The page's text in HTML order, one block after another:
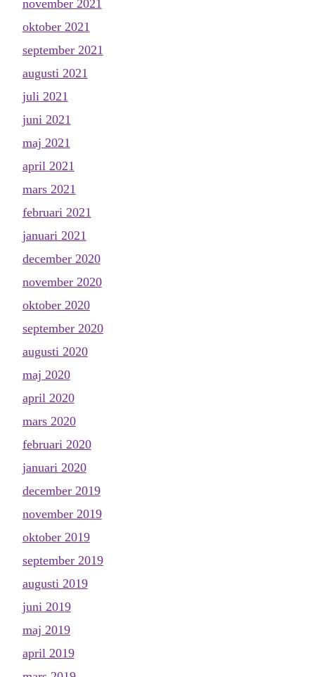
november 2021
oktober 2021
september 2021
augusti 2021
juli 2021
juni 2021
maj 2021
april 2021
mars 2021
februari 2021
januari 2021
december 2020
november 2020
oktober 2020
september 2020
augusti 2020
maj 2020
april 2020
mars 2020
februari 2020
januari 2020
december 2019
november 2019
oktober 2019
september 2019
augusti 2019
juni 2019
maj 2019
april 2019